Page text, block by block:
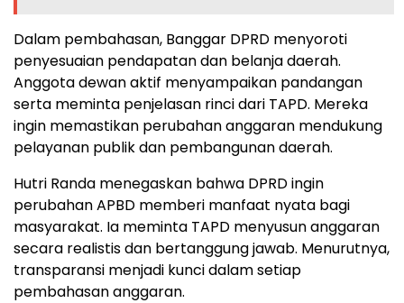
Dalam pembahasan, Banggar DPRD menyoroti
penyesuaian pendapatan dan belanja daerah.
Anggota dewan aktif menyampaikan pandangan
serta meminta penjelasan rinci dari TAPD. Mereka
ingin memastikan perubahan anggaran mendukung
pelayanan publik dan pembangunan daerah.
Hutri Randa menegaskan bahwa DPRD ingin
perubahan APBD memberi manfaat nyata bagi
masyarakat. Ia meminta TAPD menyusun anggaran
secara realistis dan bertanggung jawab. Menurutnya,
transparansi menjadi kunci dalam setiap
pembahasan anggaran.